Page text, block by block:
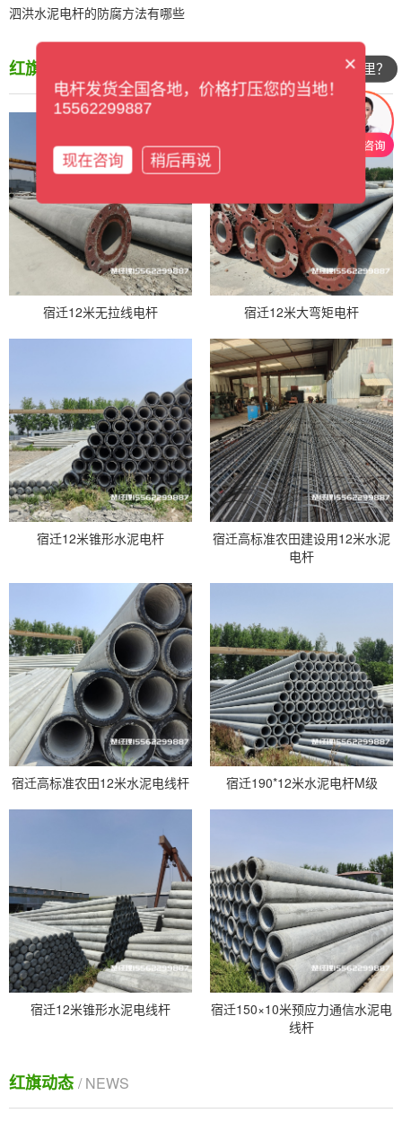
泗洪水泥电杆的防腐方法有哪些
红旗电杆
宿迁12米无拉线电杆 宿迁12米大弯矩电杆
宿迁12米锥形水泥电杆
宿迁高标准农田建设用12米水泥
电杆
宿迁高标准农田12米水泥电线杆 宿迁190*12米水泥电杆M级
宿迁12米锥形水泥电线杆
宿迁150×10米预应力通信水泥电
线杆
红旗动态 / NEWS
你们公司在哪里？
×
电杆发货全国各地，价格打压您的当地！
15562299887
现在咨询 稍后再说